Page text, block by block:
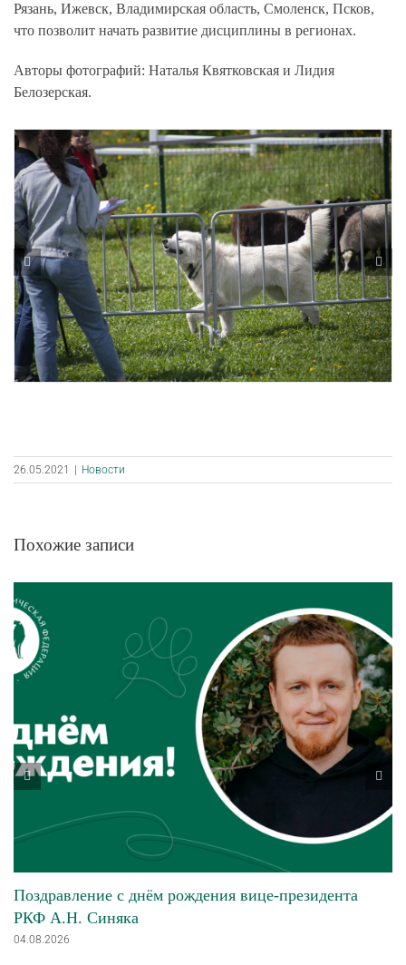
Рязань, Ижевск, Владимирская область, Смоленск, Псков,
что позволит начать развитие дисциплины в регионах.
Авторы фотографий: Наталья Квятковская и Лидия
Белозерская.
26.05.2021 Новости
Похожие записи
Поздравление с днём рождения вице-президента
РКФ А.Н. Синяка
04.08.2026